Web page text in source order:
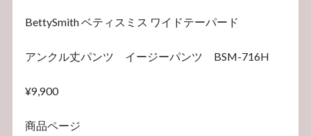
BettySmith ベティスミス ワイドテーパード
アンクル丈パンツ イージーパンツ BSM-716H
¥9,900
商品ページ